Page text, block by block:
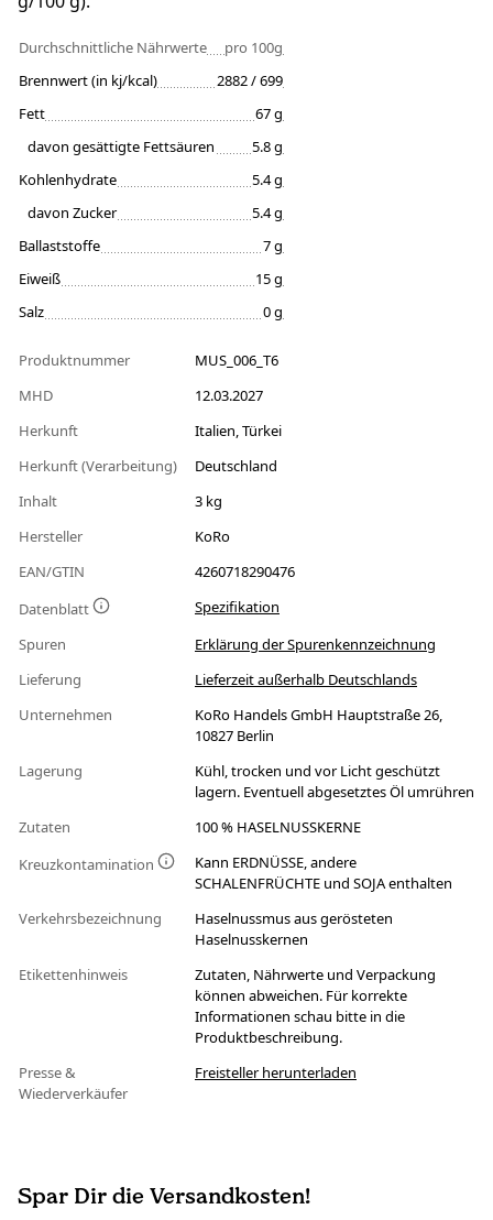
Durchschnittliche Nährwerte
pro 100g
Brennwert (in kj/kcal)
2882 / 699
Fett
67 g
davon gesättigte Fettsäuren
5.8 g
Kohlenhydrate
5.4 g
davon Zucker
5.4 g
Ballaststoffe
7 g
Eiweiß
15 g
Salz
0 g
Produktnummer
MUS_006_T6
MHD
12.03.2027
Herkunft
Italien, Türkei
Herkunft (Verarbeitung)
Deutschland
Inhalt
3 kg
Hersteller
KoRo
EAN/GTIN
4260718290476
Datenblatt
Spezifikation
Spuren
Erklärung der Spurenkennzeichnung
Lieferung
Lieferzeit außerhalb Deutschlands
Unternehmen
KoRo Handels GmbH Hauptstraße 26,
10827 Berlin
Lagerung
Kühl, trocken und vor Licht geschützt
lagern. Eventuell abgesetztes Öl umrühren
Zutaten
100 % HASELNUSSKERNE
Kreuzkontamination
Kann ERDNÜSSE, andere
SCHALENFRÜCHTE und SOJA enthalten
Verkehrsbezeichnung
Haselnussmus aus gerösteten
Haselnusskernen
Etikettenhinweis
Zutaten, Nährwerte und Verpackung
können abweichen. Für korrekte
Informationen schau bitte in die
Produktbeschreibung.
Presse &
Wiederverkäufer
Freisteller herunterladen
Spar Dir die Versandkosten!